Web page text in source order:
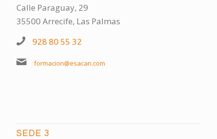
Calle Paraguay, 29
35500 Arrecife, Las Palmas
928 80 55 32
formacion@esacan.com
SEDE 3